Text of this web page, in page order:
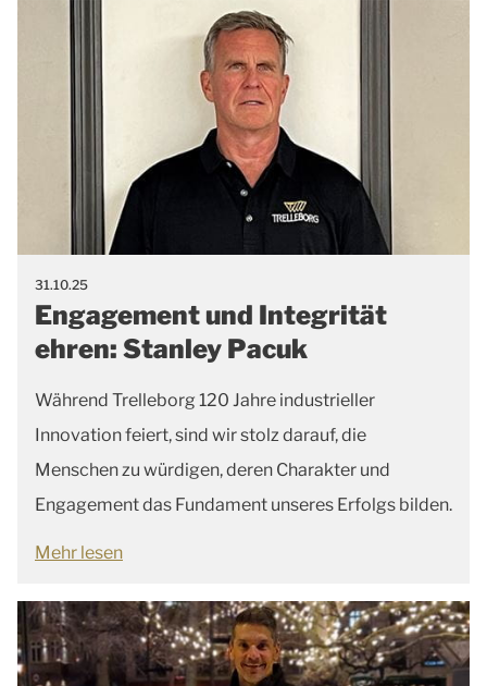
31.10.25
Engagement und Integrität
ehren: Stanley Pacuk
Während Trelleborg 120 Jahre industrieller
Innovation feiert, sind wir stolz darauf, die
Menschen zu würdigen, deren Charakter und
Engagement das Fundament unseres Erfolgs bilden.
Mehr lesen